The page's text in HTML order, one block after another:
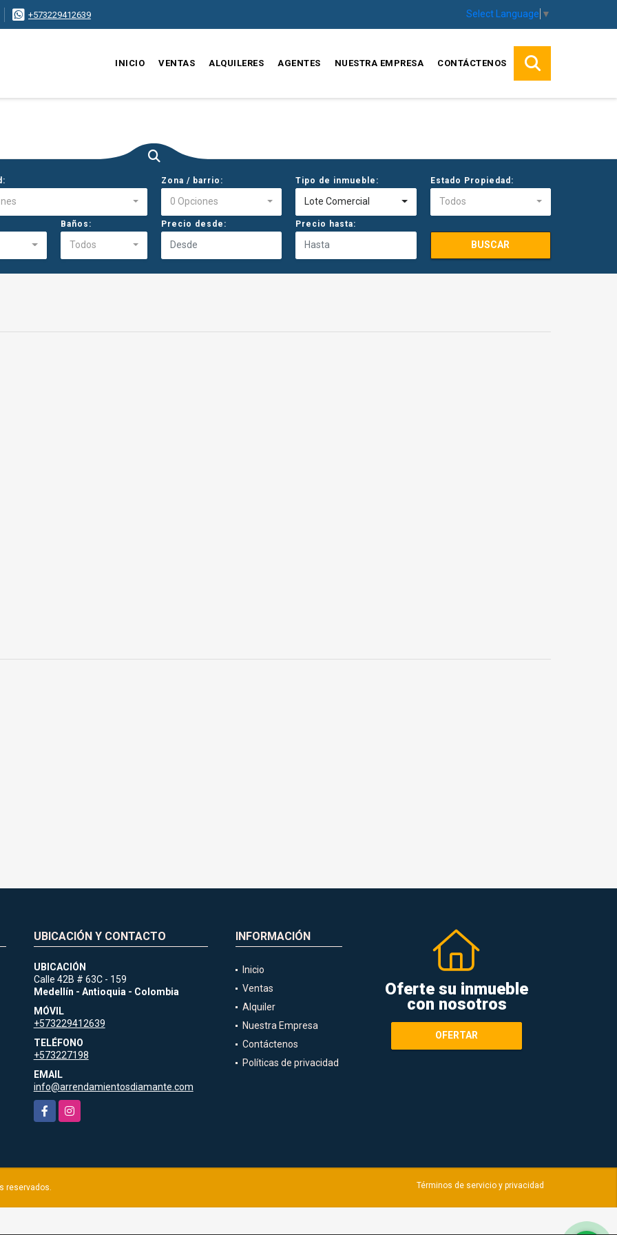
+573229412639 Select Language ▼
INICIO VENTAS ALQUILERES AGENTES NUESTRA EMPRESA CONTÁCTENOS
Zona / barrio:
0 Opciones
Tipo de inmueble:
Lote Comercial
Estado Propiedad:
Todos
Baños:
Todos
Precio desde: Precio hasta:
BUSCAR
UBICACIÓN Y CONTACTO
UBICACIÓN
Calle 42B # 63C - 159
Medellín - Antioquia - Colombia
MÓVIL
+573229412639
TELÉFONO
+573227198
EMAIL
info@arrendamientosdiamante.com
FacebookInstagram
INFORMACIÓN
Inicio
Ventas
Alquiler
Nuestra Empresa
Contáctenos
Políticas de privacidad
Oferte su inmueble
con nosotros
OFERTAR
reservados. Términos de servicio y privacidad